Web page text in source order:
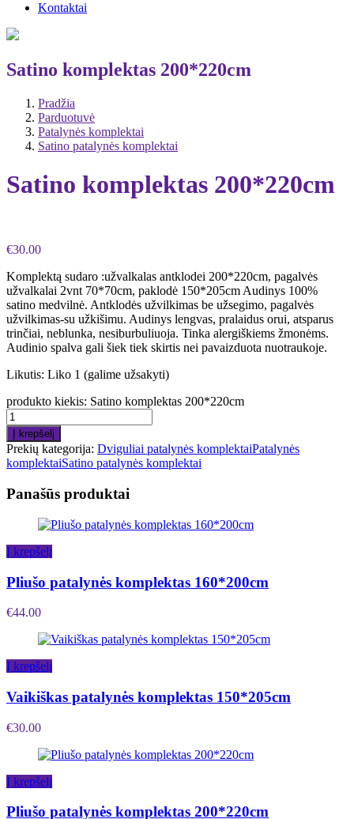
Kontaktai
Satino komplektas 200*220cm
Pradžia
Parduotuvė
Patalynės komplektai
Satino patalynės komplektai
Satino komplektas 200*220cm
€30.00
Komplektą sudaro :užvalkalas antklodei 200*220cm, pagalvės
užvalkalai 2vnt 70*70cm, paklodė 150*205cm Audinys 100%
satino medvilnė. Antklodės užvilkimas be užsegimo, pagalvės
užvilkimas-su užkišimu. Audinys lengvas, pralaidus orui, atsparus
trinčiai, neblunka, nesiburbuliuoja. Tinka alergiškiems žmonėms.
Audinio spalva gali šiek tiek skirtis nei pavaizduota nuotraukoje.
Likutis: Liko 1 (galime užsakyti)
produkto kiekis: Satino komplektas 200*220cm
Į krepšelį
Prekių kategorija: Dviguliai patalynės komplektaiPatalynės
komplektaiSatino patalynės komplektai
Panašūs produktai
Į krepšelį
Pliušo patalynės komplektas 160*200cm
€44.00
Į krepšelį
Vaikiškas patalynės komplektas 150*205cm
€30.00
Į krepšelį
Pliušo patalynės komplektas 200*220cm